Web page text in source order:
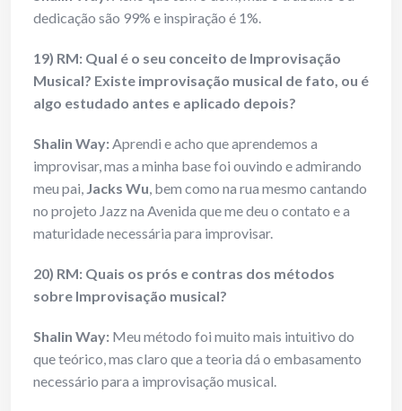
dedicação são 99% e inspiração é 1%.
19) RM: Qual é o seu conceito de Improvisação
Musical? Existe improvisação musical de fato, ou é
algo estudado antes e aplicado depois?
Shalin Way:Aprendi e acho que aprendemos a
improvisar, mas a minha base foi ouvindo e admirando
meu pai, Jacks Wu, bem como na rua mesmo cantando
no projeto Jazz na Avenida que me deu o contato e a
maturidade necessária para improvisar.
20) RM: Quais os prós e contras dos métodos
sobre Improvisação musical?
Shalin Way: Meu método foi muito mais intuitivo do
que teórico, mas claro que a teoria dá o embasamento
necessário para a improvisação musical.